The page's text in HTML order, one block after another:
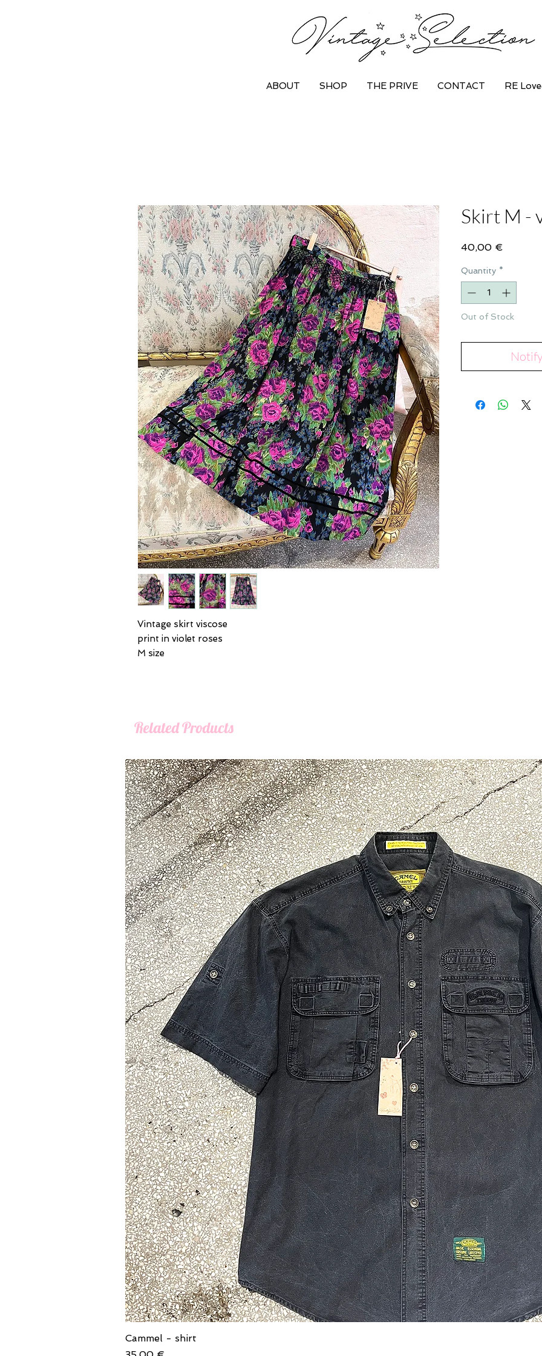
ABOUT SHOP THE PRIVE CONTACT RE
Vintage skirt viscose
print in violet roses
M size
Skirt M -
40,00 €
Quantity *
Out of Stock
Related Products
Cammel - shirt